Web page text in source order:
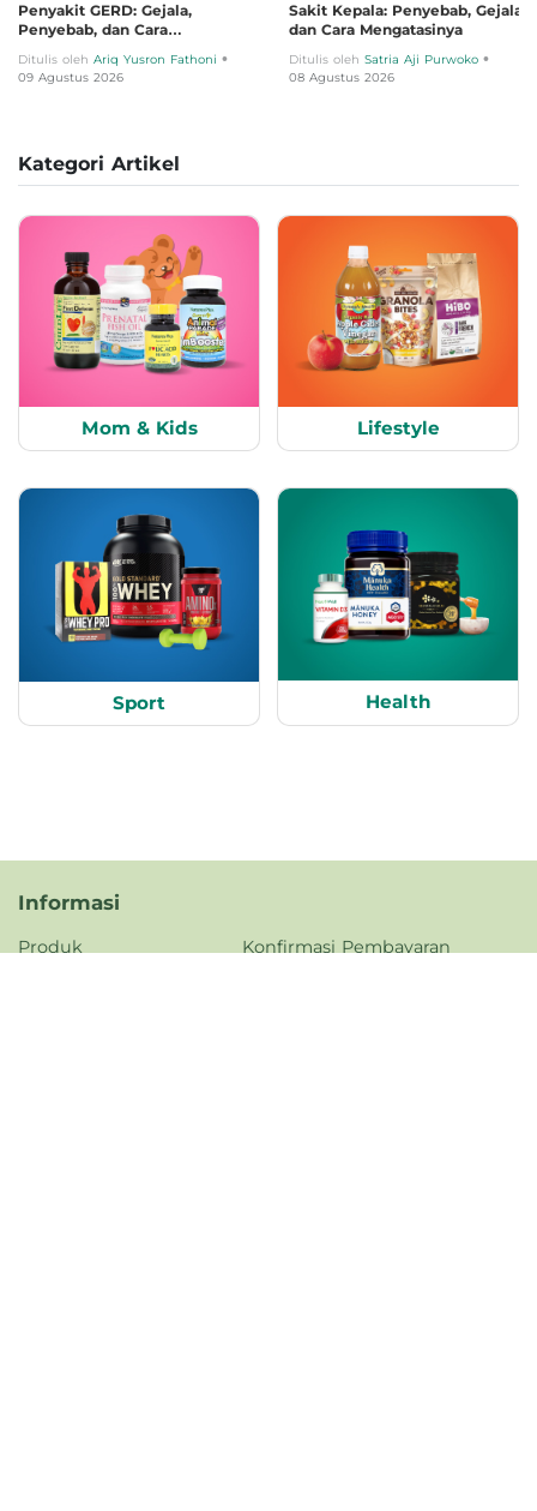
Penyakit GERD: Gejala,
Penyebab, dan Cara
Ditulis oleh Ariq Yusron Fathoni •
09 Agustus 2026
Sakit Kepala: Penyebab, Gejala,
dan Cara Mengatasinya
Ditulis oleh Satria Aji Purwoko •
08 Agustus 2026
Kategori Artikel
Mom & Kids Lifestyle
Sport Health
Informasi
Produk
Konfirmasi Pembayaran